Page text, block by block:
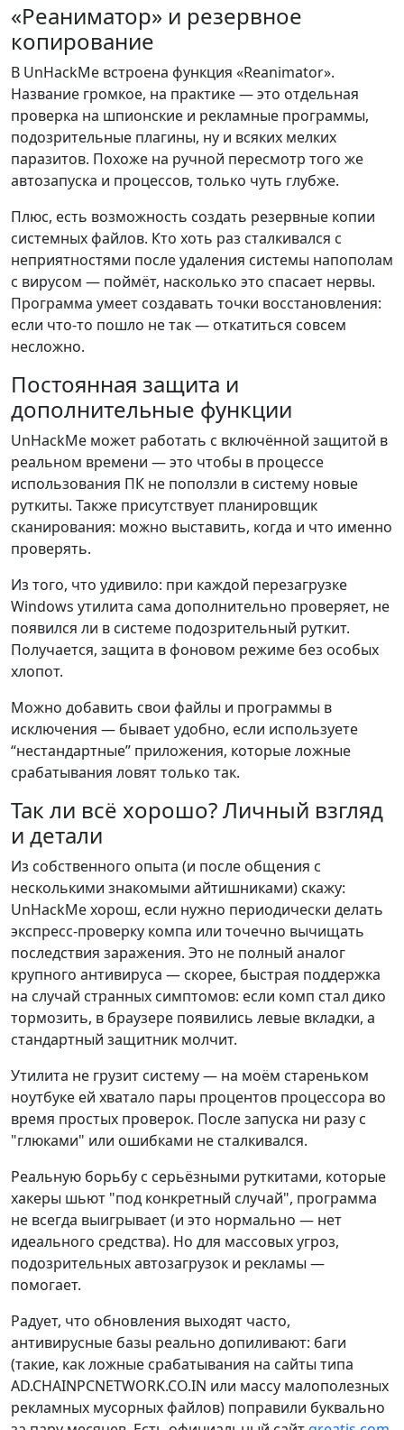
«Реаниматор» и резервное
копирование
В UnHackMe встроена функция «Reanimator».
Название громкое, на практике — это отдельная
проверка на шпионские и рекламные программы,
подозрительные плагины, ну и всяких мелких
паразитов. Похоже на ручной пересмотр того же
автозапуска и процессов, только чуть глубже.
Плюс, есть возможность создать резервные копии
системных файлов. Кто хоть раз сталкивался с
неприятностями после удаления системы напополам
с вирусом — поймёт, насколько это спасает нервы.
Программа умеет создавать точки восстановления:
если что-то пошло не так — откатиться совсем
несложно.
Постоянная защита и
дополнительные функции
UnHackMe может работать с включённой защитой в
реальном времени — это чтобы в процессе
использования ПК не поползли в систему новые
руткиты. Также присутствует планировщик
сканирования: можно выставить, когда и что именно
проверять.
Из того, что удивило: при каждой перезагрузке
Windows утилита сама дополнительно проверяет, не
появился ли в системе подозрительный руткит.
Получается, защита в фоновом режиме без особых
хлопот.
Можно добавить свои файлы и программы в
исключения — бывает удобно, если используете
“нестандартные” приложения, которые ложные
срабатывания ловят только так.
Так ли всё хорошо? Личный взгляд
и детали
Из собственного опыта (и после общения с
несколькими знакомыми айтишниками) скажу:
UnHackMe хорош, если нужно периодически делать
экспресс-проверку компа или точечно вычищать
последствия заражения. Это не полный аналог
крупного антивируса — скорее, быстрая поддержка
на случай странных симптомов: если комп стал дико
тормозить, в браузере появились левые вкладки, а
стандартный защитник молчит.
Утилита не грузит систему — на моём стареньком
ноутбуке ей хватало пары процентов процессора во
время простых проверок. После запуска ни разу с
"глюками" или ошибками не сталкивался.
Реальную борьбу с серьёзными руткитами, которые
хакеры шьют "под конкретный случай", программа
не всегда выигрывает (и это нормально — нет
идеального средства). Но для массовых угроз,
подозрительных автозагрузок и рекламы —
помогает.
Радует, что обновления выходят часто,
антивирусные базы реально допиливают: баги
(такие, как ложные срабатывания на сайты типа
AD.CHAINPCNETWORK.CO.IN или массу малополезных
рекламных мусорных файлов) поправили буквально